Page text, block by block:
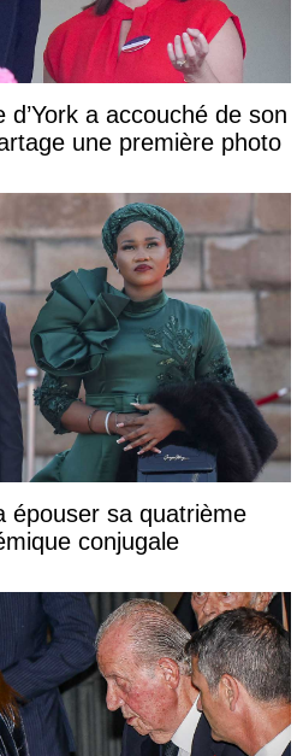
a accouché de son
une première photo
épouser sa quatrième
conjugale